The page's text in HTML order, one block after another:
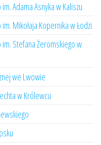
Adama Asnyka w Kaliszu
Mikołaja Kopernika w Łodzi
im. Stefana Żeromskiego w
we Lwowie
w Królewcu